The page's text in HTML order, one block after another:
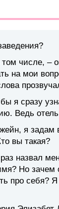
числе, –
на мои
я сразу
Ведь
я задам
вы такая?
назвал
Но
про себя?